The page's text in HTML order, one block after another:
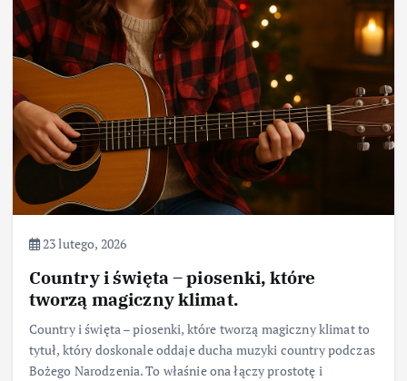
23 lutego, 2026
Country i święta – piosenki, które
tworzą magiczny klimat.
Country i święta – piosenki, które tworzą magiczny klimat to
tytuł, który doskonale oddaje ducha muzyki country podczas
Bożego Narodzenia. To właśnie ona łączy prostotę i